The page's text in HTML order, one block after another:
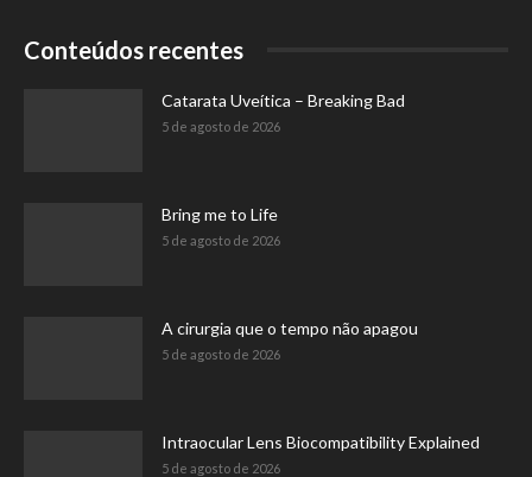
Conteúdos recentes
Catarata Uveítica – Breaking Bad
5 de agosto de 2026
Bring me to Life
5 de agosto de 2026
A cirurgia que o tempo não apagou
5 de agosto de 2026
Intraocular Lens Biocompatibility Explained
5 de agosto de 2026